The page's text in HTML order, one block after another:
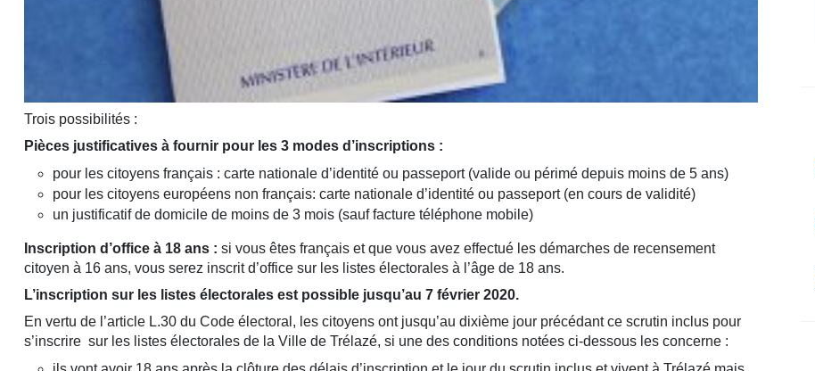
Trois possibilités :
Pièces justificatives à fournir pour les 3 modes d’inscriptions :
pour les citoyens français : carte nationale d’identité ou passeport (valide ou périmé depuis moins de 5 ans)
pour les citoyens européens non français: carte nationale d’identité ou passeport (en cours de validité)
un justificatif de domicile de moins de 3 mois (sauf facture téléphone mobile)
Inscription d’office à 18 ans : si vous êtes français et que vous avez effectué les démarches de recensement
citoyen à 16 ans, vous serez inscrit d’office sur les listes électorales à l’âge de 18 ans.
L’inscription sur les listes électorales est possible jusqu’au 7 février 2020.
En vertu de l’article L.30 du Code électoral, les citoyens ont jusqu’au dixième jour précédant ce scrutin inclus pour
s’inscrire sur les listes électorales de la Ville de Trélazé, si une des conditions notées ci-dessous les concerne :